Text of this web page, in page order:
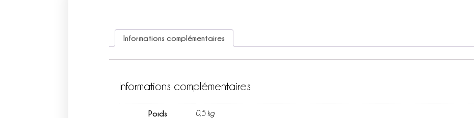
Informations complémentaires
Informations complémentaires
Poids 0,5 kg